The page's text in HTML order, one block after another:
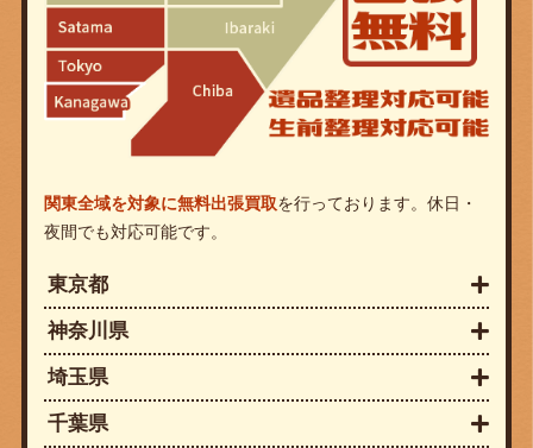
関東全域を対象に無料出張買取を行っております。休日・
夜間でも対応可能です。
東京都
神奈川県
埼玉県
千葉県